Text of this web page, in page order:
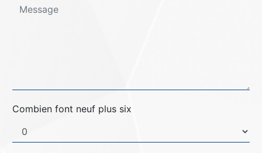
Combien font neuf plus six